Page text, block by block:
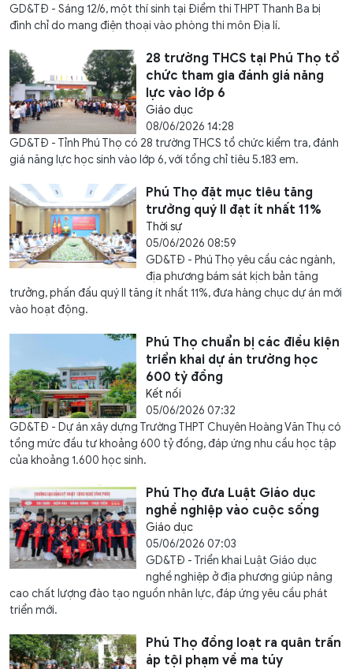
GD&TĐ - Sáng 12/6, một thí sinh tại Điểm thi THPT Thanh Ba bị
đình chỉ do mang điện thoại vào phòng thi môn Địa lí.
28 trường THCS tại Phú Thọ tổ
chức tham gia đánh giá năng
lực vào lớp 6
Giáo dục
08/06/2026 14:28
GD&TĐ - Tỉnh Phú Thọ có 28 trường THCS tổ chức kiểm tra, đánh
giá năng lực học sinh vào lớp 6, với tổng chỉ tiêu 5.183 em.
Phú Thọ đặt mục tiêu tăng
trưởng quý II đạt ít nhất 11%
Thời sự
05/06/2026 08:59
GD&TĐ - Phú Thọ yêu cầu các ngành,
địa phương bám sát kịch bản tăng
trưởng, phấn đấu quý II tăng ít nhất 11%, đưa hàng chục dự án mới
vào hoạt động.
Phú Thọ chuẩn bị các điều kiện
triển khai dự án trường học
600 tỷ đồng
Kết nối
05/06/2026 07:32
GD&TĐ - Dự án xây dựng Trường THPT Chuyên Hoàng Văn Thụ có
tổng mức đầu tư khoảng 600 tỷ đồng, đáp ứng nhu cầu học tập
của khoảng 1.600 học sinh.
Phú Thọ đưa Luật Giáo dục
nghề nghiệp vào cuộc sống
Giáo dục
05/06/2026 07:03
GD&TĐ - Triển khai Luật Giáo dục
nghề nghiệp ở địa phương giúp nâng
cao chất lượng đào tạo nguồn nhân lực, đáp ứng yêu cầu phát
triển mới.
Phú Thọ đồng loạt ra quân trấn
áp tội phạm về ma túy